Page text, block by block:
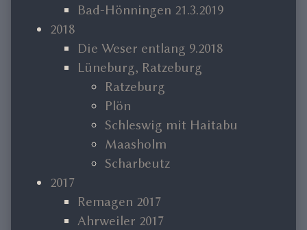
Bad-Hönningen 21.3.2019
2018
Die Weser entlang 9.2018
Lüneburg, Ratzeburg
Ratzeburg
Plön
Schleswig mit Haitabu
Maasholm
Scharbeutz
2017
Remagen 2017
Ahrweiler 2017